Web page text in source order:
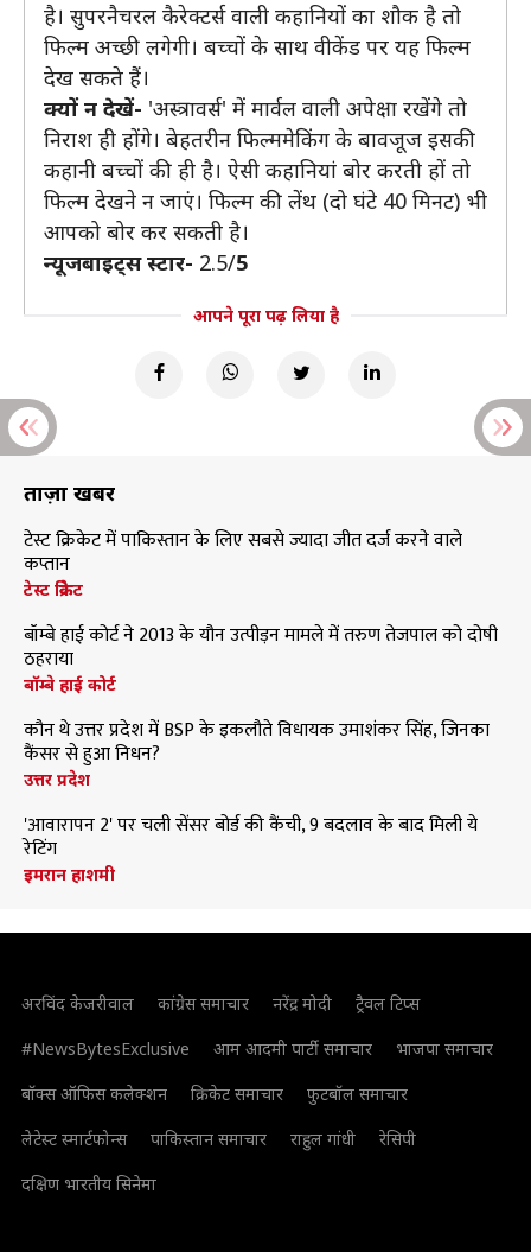
है। सुपरनैचरल कैरेक्टर्स वाली कहानियों का शौक है तो
फिल्म अच्छी लगेगी। बच्चों के साथ वीकेंड पर यह फिल्म
देख सकते हैं।
क्यों न देखें- 'अस्त्रावर्स' में मार्वल वाली अपेक्षा रखेंगे तो
निराश ही होंगे। बेहतरीन फिल्ममेकिंग के बावजूज इसकी
कहानी बच्चों की ही है। ऐसी कहानियां बोर करती हों तो
फिल्म देखने न जाएं। फिल्म की लेंथ (दो घंटे 40 मिनट) भी
आपको बोर कर सकती है।
न्यूजबाइट्स स्टार- 2.5/5
आपने पूरा पढ़ लिया है
ताज़ा खबरें
टेस्ट क्रिकेट में पाकिस्तान के लिए सबसे ज्यादा जीत दर्ज करने वाले
कप्तान
टेस्ट क्रिकेट
बॉम्बे हाई कोर्ट ने 2013 के यौन उत्पीड़न मामले में तरुण तेजपाल को दोषी
ठहराया
बॉम्बे हाई कोर्ट
कौन थे उत्तर प्रदेश में BSP के इकलौते विधायक उमाशंकर सिंह, जिनका
कैंसर से हुआ निधन?
उत्तर प्रदेश
'आवारापन 2' पर चली सेंसर बोर्ड की कैंची, 9 बदलाव के बाद मिली ये
रेटिंग
इमरान हाशमी
अरविंद केजरीवाल कांग्रेस समाचार नरेंद्र मोदी
ट्रैवल टिप्स
#NewsBytesExclusive
आम आदमी पार्टी समाचार
भाजपा समाचार
बॉक्स ऑफिस कलेक्शन
क्रिकेट समाचार
फुटबॉल समाचार
लेटेस्ट स्मार्टफोन्स
पाकिस्तान समाचार राहुल गांधी
रेसिपी
दक्षिण भारतीय सिनेमा